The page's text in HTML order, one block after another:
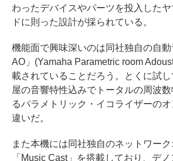
わったデバイスやパーツを投入した
ドに則った設計が採られている。
機能面で興味深いのは同社独自の自
AO」(Yamaha Parametric room
載されていることだろう。とくに試
屋の音響特性込みでトータルの周波
るパラメトリック・イコライザーの
違いだ。
また本機には同社独自のネットワー
「Music Cast」を搭載しており、デ